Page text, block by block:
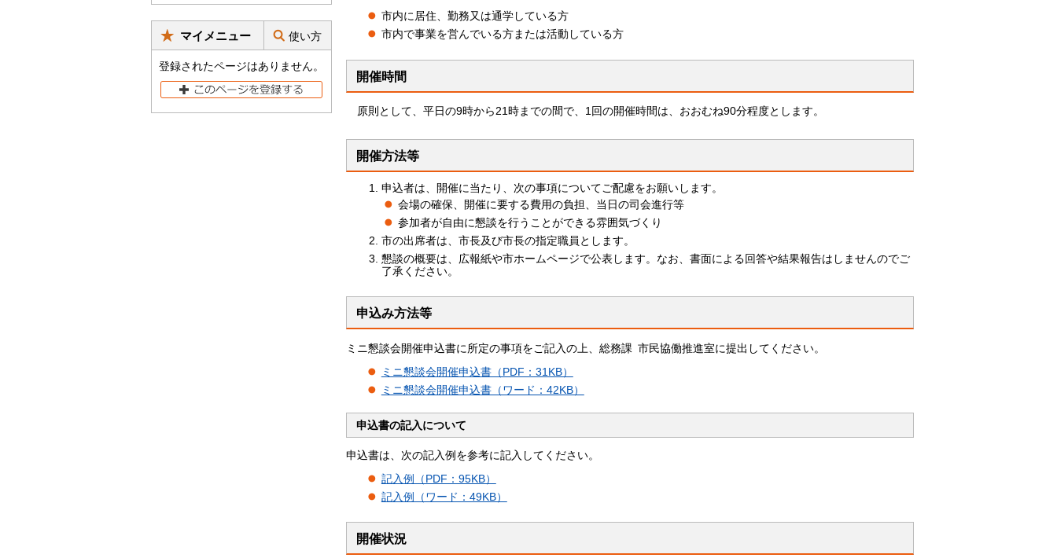
マイメニュー 使い方
登録されたページはありません。
市内に居住、勤務又は通学している方
市内で事業を営んでいる方または活動している方
開催時間
原則として、平日の9時から21時までの間で、1回の開催時間は、おおむね90分程度とします。
開催方法等
申込者は、開催に当たり、次の事項についてご配慮をお願いします。
会場の確保、開催に要する費用の負担、当日の司会進行等
参加者が自由に懇談を行うことができる雰囲気づくり
市の出席者は、市長及び市長の指定職員とします。
懇談の概要は、広報紙や市ホームページで公表します。なお、書面による回答や結果報告はしませんのでご
了承ください。
申込み方法等
ミニ懇談会開催申込書に所定の事項をご記入の上、総務課 市民協働推進室に提出してください。
ミニ懇談会開催申込書（PDF：31KB）
ミニ懇談会開催申込書（ワード：42KB）
申込書の記入について
申込書は、次の記入例を参考に記入してください。
記入例（PDF：95KB）
記入例（ワード：49KB）
開催状況